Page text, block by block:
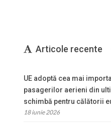
Articole recente
UE adoptă cea mai
pasagerilor aerieni din
schimbă pentru călătorii
18 iunie 2026